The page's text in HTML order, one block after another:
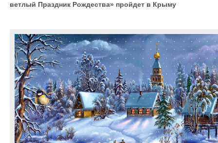
ветлый Праздник Рождества» пройдет в Крыму